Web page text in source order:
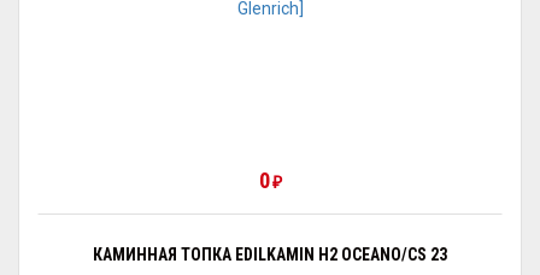
0₽
КАМИННАЯ ТОПКА EDILKAMIN H2 OCEANO/CS 23